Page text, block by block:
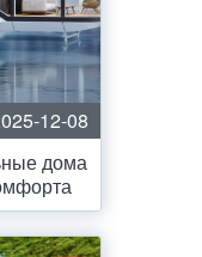
12-08
дома